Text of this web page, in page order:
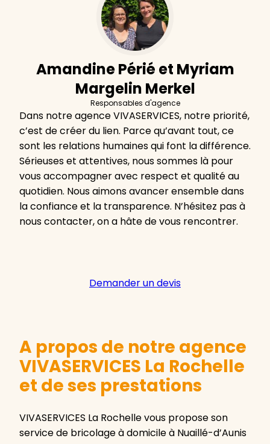
Amandine Périé et Myriam
Margelin Merkel
Responsables d'agence
Dans notre agence VIVASERVICES, notre priorité,
c’est de créer du lien. Parce qu’avant tout, ce
sont les relations humaines qui font la différence.
Sérieuses et attentives, nous sommes là pour
vous accompagner avec respect et qualité au
quotidien. Nous aimons avancer ensemble dans
la confiance et la transparence. N’hésitez pas à
nous contacter, on a hâte de vous rencontrer.
Demander un devis
A propos de notre agence
VIVASERVICES La Rochelle
et de ses prestations
VIVASERVICES La Rochelle vous propose son
service de bricolage à domicile à Nuaillé-d’Aunis